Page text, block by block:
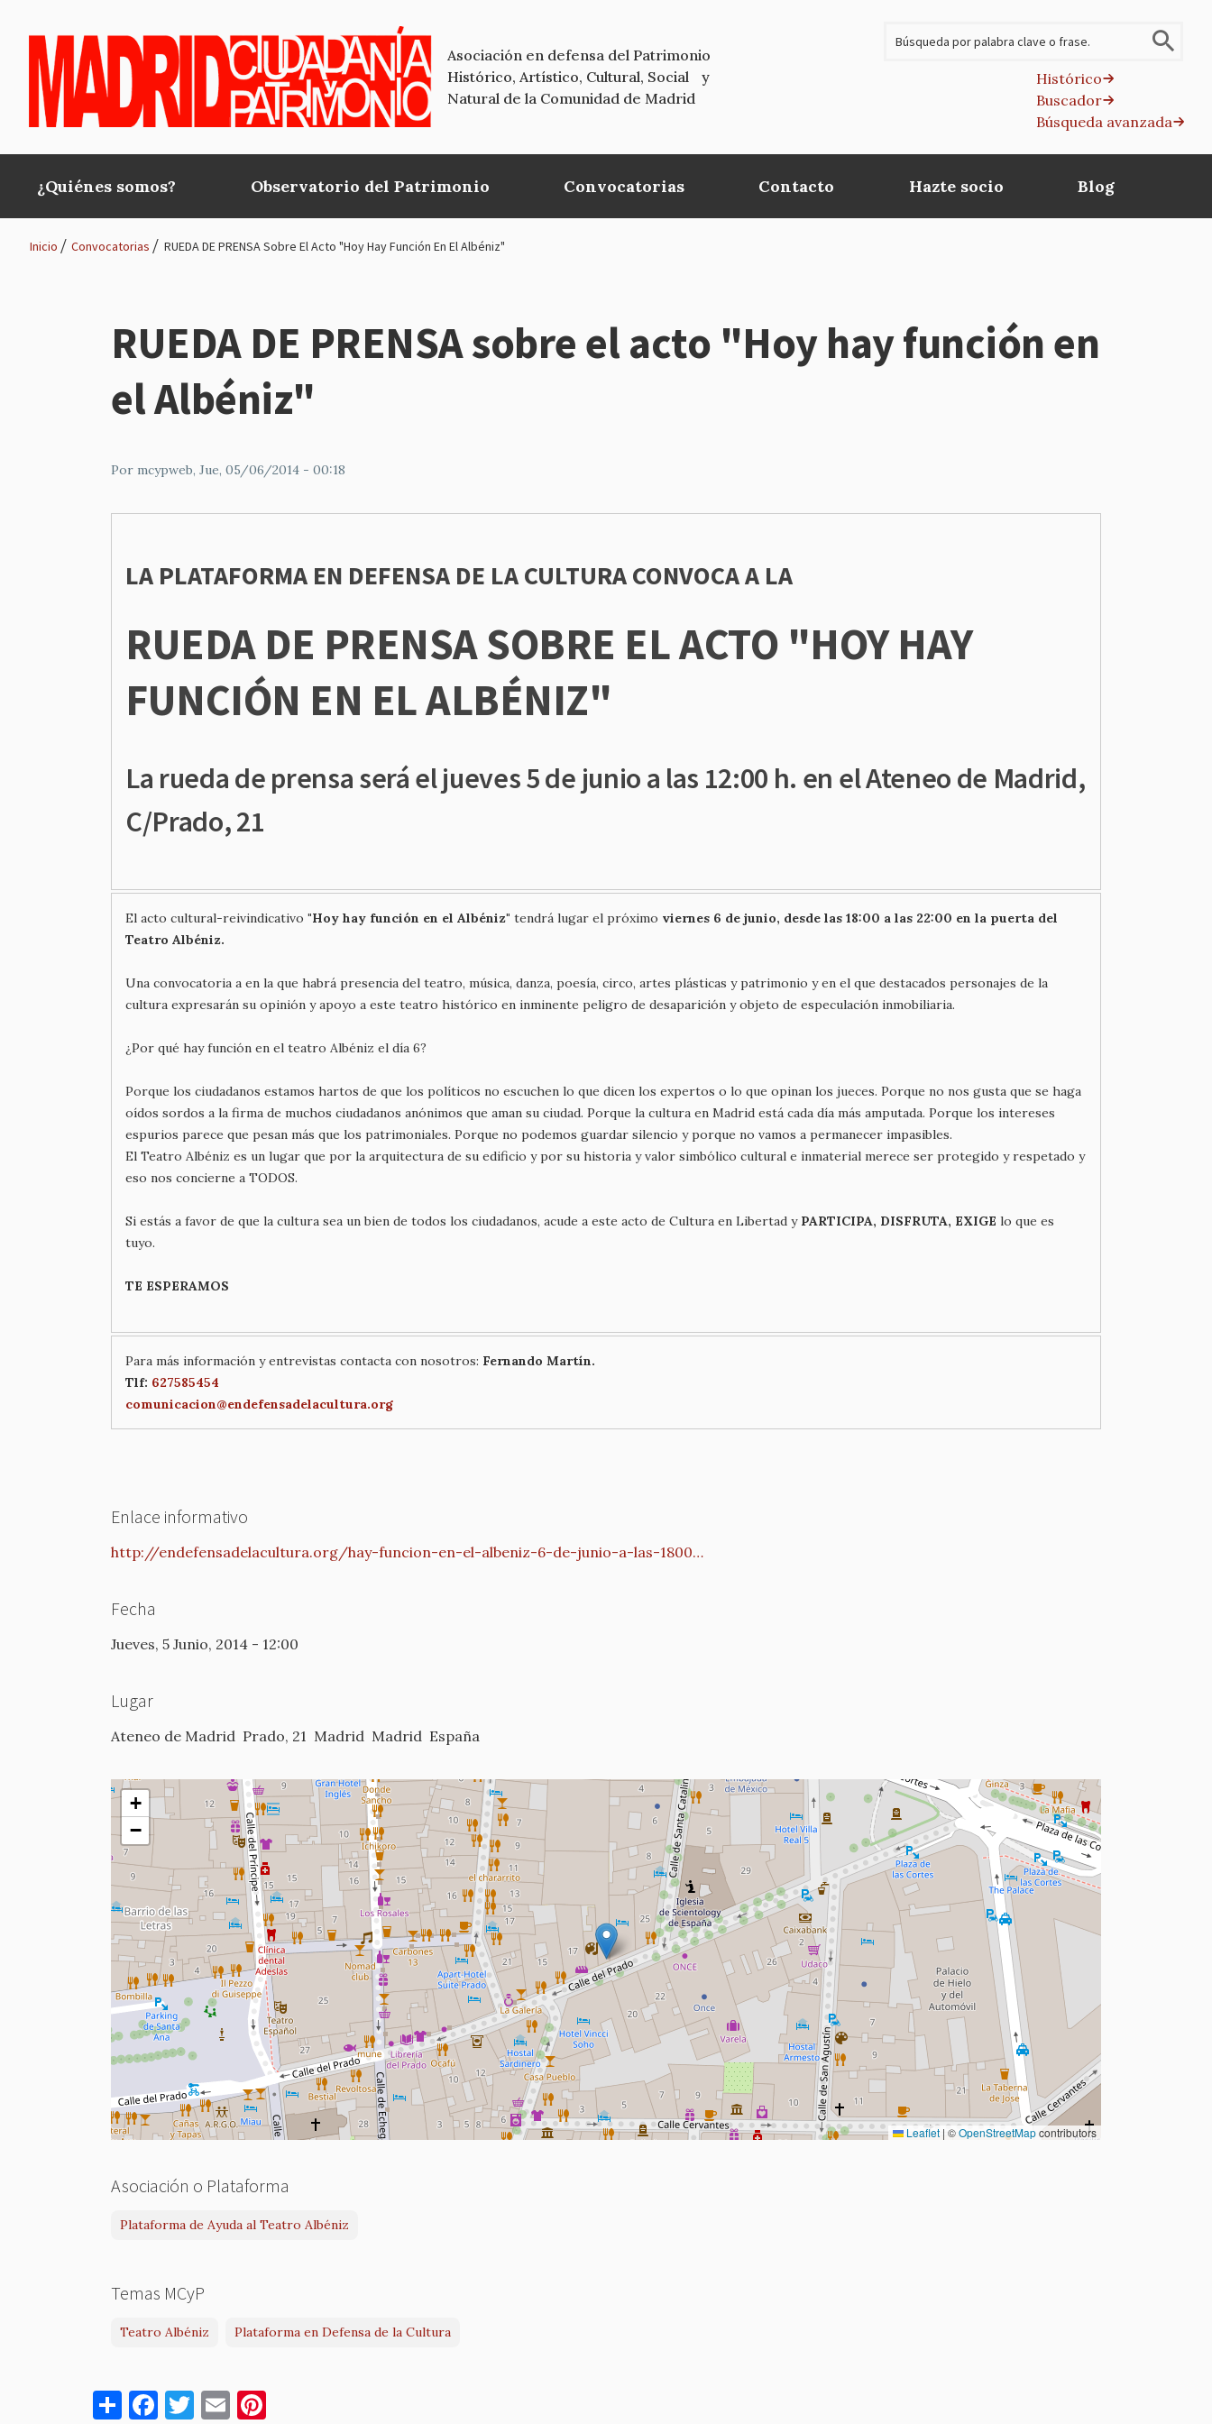
Asociación en defensa del Patrimonio
Histórico, Artístico, Cultural, Social y
Natural de la Comunidad de Madrid
Histórico
Buscador
Búsqueda avanzada
Main
navigation
¿Quiénes somos? Observatorio del Patrimonio Convocatorias Contacto Hazte socio Blog
navegación
Inicio Convocatorias RUEDA DE PRENSA Sobre El Acto "Hoy Hay Función En El Albéniz"
RUEDA DE PRENSA sobre el acto "Hoy hay función en
el Albéniz"
Por mcypweb, Jue, 05/06/2014 - 00:18
LA PLATAFORMA EN DEFENSA DE LA CULTURA CONVOCA A LA
RUEDA DE PRENSA SOBRE EL ACTO "HOY HAY
FUNCIÓN EN EL ALBÉNIZ"
La rueda de prensa será el jueves 5 de junio a las 12:00 h. en el Ateneo de Madrid,
C/Prado, 21
El acto cultural-reivindicativo "Hoy hay función en el Albéniz" tendrá lugar el próximo viernes 6 de junio, desde las 18:00 a las 22:00 en la puerta del
Teatro Albéniz.
Una convocatoria a en la que habrá presencia del teatro, música, danza, poesía, circo, artes plásticas y patrimonio y en el que destacados personajes de la
cultura expresarán su opinión y apoyo a este teatro histórico en inminente peligro de desaparición y objeto de especulación inmobiliaria.
¿Por qué hay función en el teatro Albéniz el día 6?
Porque los ciudadanos estamos hartos de que los políticos no escuchen lo que dicen los expertos o lo que opinan los jueces. Porque no nos gusta que se haga
oídos sordos a la firma de muchos ciudadanos anónimos que aman su ciudad. Porque la cultura en Madrid está cada día más amputada. Porque los intereses
espurios parece que pesan más que los patrimoniales. Porque no podemos guardar silencio y porque no vamos a permanecer impasibles.
El Teatro Albéniz es un lugar que por la arquitectura de su edificio y por su historia y valor simbólico cultural e inmaterial merece ser protegido y respetado y
eso nos concierne a TODOS.
Si estás a favor de que la cultura sea un bien de todos los ciudadanos, acude a este acto de Cultura en Libertad y PARTICIPA, DISFRUTA, EXIGE lo que es
tuyo.
TE ESPERAMOS
Para más información y entrevistas contacta con nosotros: Fernando Martín.
Tlf: 627585454
comunicacion@endefensadelacultura.org
Enlace informativo
http://endefensadelacultura.org/hay-funcion-en-el-albeniz-6-de-junio-a-las-1800…
Fecha
Jueves, 5 Junio, 2014 - 12:00
Lugar
Ateneo de Madrid Prado, 21 Madrid Madrid España
+
−
Leaflet | ©OpenStreetMapcontributors
Asociación o Plataforma
Plataforma de Ayuda al Teatro Albéniz
Temas MCyP
Teatro Albéniz Plataforma en Defensa de la Cultura
S F T E